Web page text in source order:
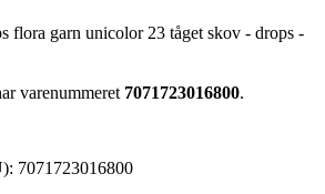
flora garn unicolor 23 tåget skov - drops -
varenummeret 7071723016800.
7071723016800